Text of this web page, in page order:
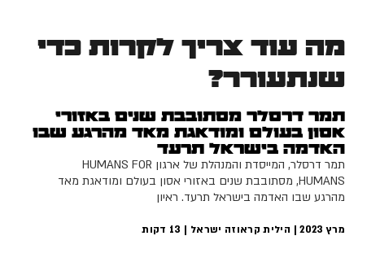
מה עוד צריך לקרות כדי
שנתעורר?
תמר דרסלר מסתובבת שנים באזורי
אסון בעולם ומודאגת מאד מהרגע שבו
האדמה בישראל תרעד
תמר דרסלר, המייסדת והמנהלת של ארגון HUMANS FOR
HUMANS, מסתובבת שנים באזורי אסון בעולם ומודאגת מאד
מהרגע שבו האדמה בישראל תרעד. ראיון
מרץ 2023 | הילית קראוזה ישראל | 13 דקות